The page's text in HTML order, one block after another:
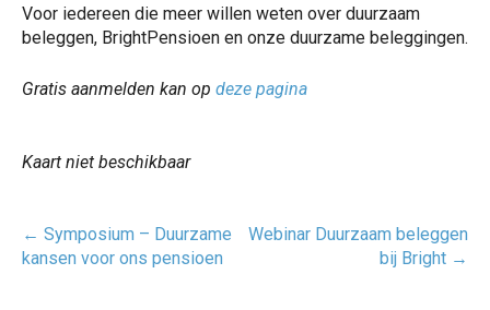
Voor iedereen die meer willen weten over duurzaam
beleggen, BrightPensioen en onze duurzame beleggingen.
Gratis aanmelden kan op deze pagina
Kaart niet beschikbaar
Post
navigatie
← Symposium – Duurzame
kansen voor ons pensioen
Webinar Duurzaam beleggen
bij Bright →